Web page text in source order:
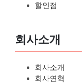
할인점
회사소개
회사소개
회사연혁